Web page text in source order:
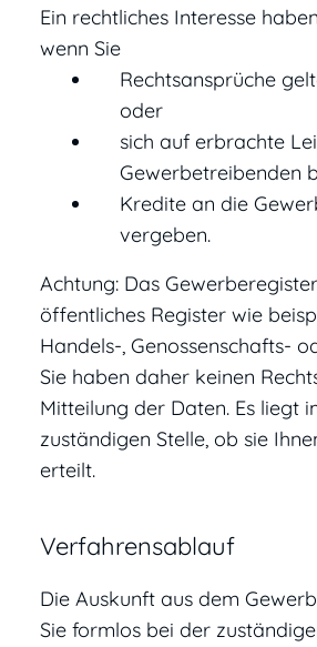
Ein rechtliches Interesse
wenn Sie
Rechtsansprüche
oder
sich auf erbrachte
Gewerbetreibenden
Kredite an die
vergeben.
Achtung: Das
öffentliches Register wie
Handels-, Genossenschafts-
Sie haben daher keinen
Mitteilung der Daten. Es liegt
zuständigen Stelle, ob sie
erteilt.
Verfahrensablauf
Die Auskunft aus dem
Sie formlos bei der